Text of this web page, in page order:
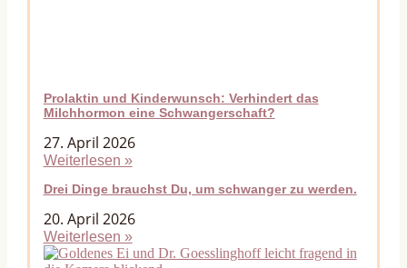
Prolaktin und Kinderwunsch: Verhindert das
Milchhormon eine Schwangerschaft?
27. April 2026
Weiterlesen »
Drei Dinge brauchst Du, um schwanger zu werden.
20. April 2026
Weiterlesen »